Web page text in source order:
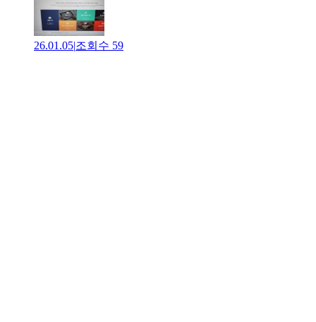
26.01.05|조회수 59